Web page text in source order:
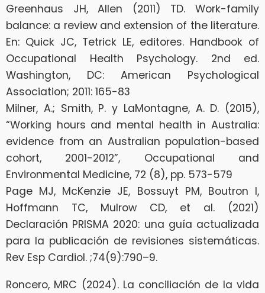
Greenhaus JH, Allen (2011) TD. Work-family
balance: a review and extension of the literature.
En: Quick JC, Tetrick LE, editores. Handbook of
Occupational Health Psychology. 2nd ed.
Washington, DC: American Psychological
Association; 2011: 165-83
Milner, A.; Smith, P. y LaMontagne, A. D. (2015),
“Working hours and mental health in Australia:
evidence from an Australian population-based
cohort, 2001-2012”, Occupational and
Environmental Medicine, 72 (8), pp. 573-579
Page MJ, McKenzie JE, Bossuyt PM, Boutron I,
Hoffmann TC, Mulrow CD, et al. (2021)
Declaración PRISMA 2020: una guía actualizada
para la publicación de revisiones sistemáticas.
Rev Esp Cardiol. ;74(9):790–9.
Roncero, MRC (2024). La conciliación de la vida